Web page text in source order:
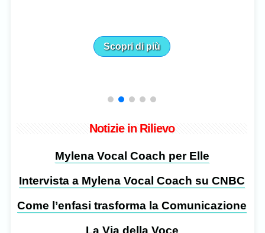
Scopri di più
Notizie in Rilievo
Mylena Vocal Coach per Elle
Intervista a Mylena Vocal Coach su CNBC
Come l’enfasi trasforma la Comunicazione
La Via della Voce